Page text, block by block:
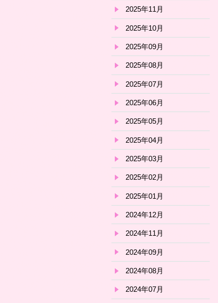
2025年11月
2025年10月
2025年09月
2025年08月
2025年07月
2025年06月
2025年05月
2025年04月
2025年03月
2025年02月
2025年01月
2024年12月
2024年11月
2024年09月
2024年08月
2024年07月